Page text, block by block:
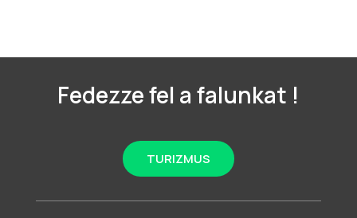
Fedezze fel a falunkat !
TURIZMUS